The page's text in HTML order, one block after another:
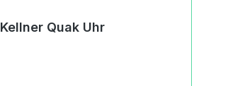
Kellner Quak Uhr